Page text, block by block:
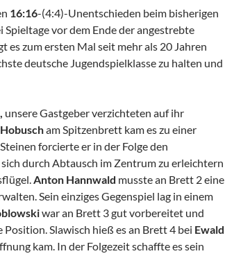
16:16-(4:4)-Unentschieden beim bisherigen
vor dem Ende der angestrebte
es zum ersten Mal seit mehr als 20 Jahren
deutsche Jugendspielklasse zu halten und
unsere Gastgeber verzichteten auf ihr
am Spitzenbrett kam es zu einer
forcierte er in der Folge den
durch Abtausch im Zentrum zu erleichtern
Anton Hannwald musste an Brett 2 eine
Sein einziges Gegenspiel lag in einem
war an Brett 3 gut vorbereitet und
Slawisch hieß es an Brett 4 bei Ewald
kam. In der Folgezeit schaffte es sein